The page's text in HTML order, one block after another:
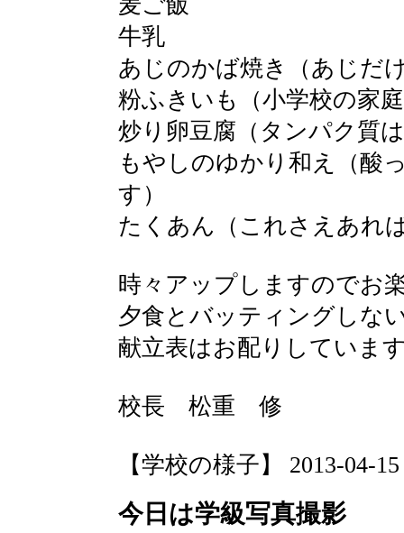
牛乳
あじのかば焼き（あじだ
粉ふきいも（小学校の家
炒り卵豆腐（タンパク質
もやしのゆかり和え（酸
す）
たくあん（これさえあれ
時々アップしますのでお
夕食とバッティングしな
献立表はお配りしていま
校長 松重 修
【学校の様子】 2013-04-
今日は学級写真撮影